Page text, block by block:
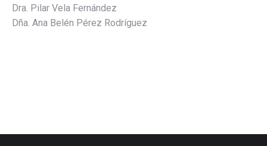
Dra. Pilar Vela Fernández
Dña. Ana Belén Pérez Rodríguez